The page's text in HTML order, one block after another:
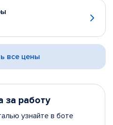
все цены
за работу
узнайте в боте